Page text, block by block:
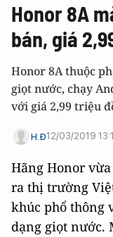
Honor 8A
bán, giá
Honor 8A thuộc
giọt nước, chạy
với giá 2,99 triệu
H.Đ12/03/2019
Hãng Honor
ra thị trường
khúc phổ thông
dạng giọt nước.